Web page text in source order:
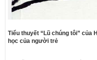
Tiểu thuyết “Lũ chúng tôi” của
học của người trẻ